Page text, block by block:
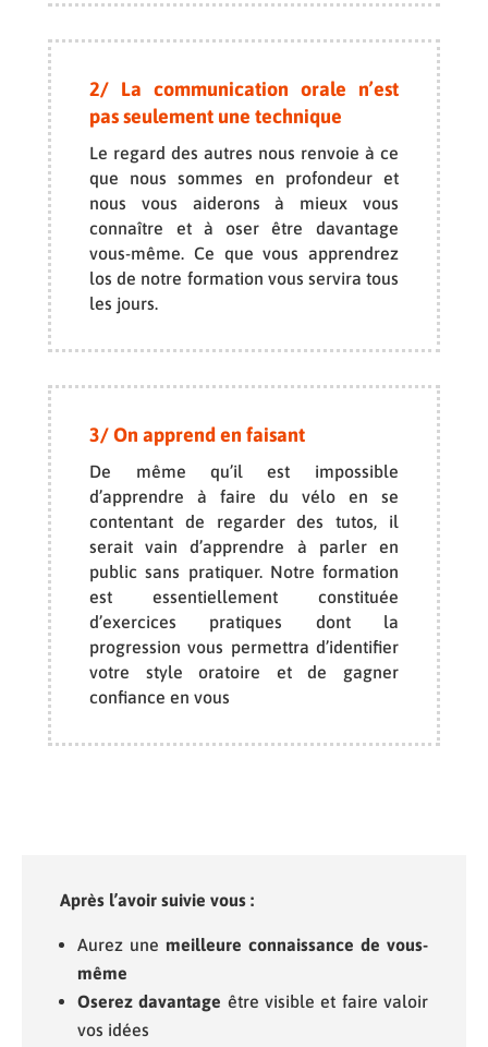
2/ La communication orale n’est
pas seulement une technique
Le regard des autres nous renvoie à ce
que nous sommes en profondeur et
nous vous aiderons à mieux vous
connaître et à oser être davantage
vous-même. Ce que vous apprendrez
los de notre formation vous servira tous
les jours.
3/ On apprend en faisant
De même qu’il est impossible
d’apprendre à faire du vélo en se
contentant de regarder des tutos, il
serait vain d’apprendre à parler en
public sans pratiquer. Notre formation
est essentiellement constituée
d’exercices pratiques dont la
progression vous permettra d’identifier
votre style oratoire et de gagner
confiance en vous
Après l’avoir suivie vous :
Aurez une meilleure connaissance de vous-
même
Oserez davantage être visible et faire valoir
vos idées